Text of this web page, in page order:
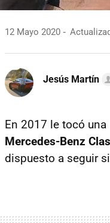
12 Mayo 2020
Jesús Martín
En 2017 le tocó
Mercedes-Benz
dispuesto a seguir